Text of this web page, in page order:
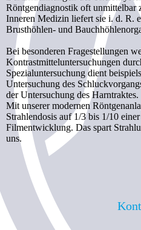
Röntgendiagnostik oft unmittelbar
Inneren Medizin liefert sie i. d. R.
Brusthöhlen- und
Bei besonderen Fragestellungen
Kontrastmitteluntersuchungen
Spezialuntersuchung dient
Untersuchung des
der Untersuchung des Harntraktes.
Mit unserer modernen
Strahlendosis auf 1/3 bis 1/10
Filmentwicklung. Das spart
uns.